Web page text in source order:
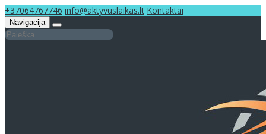
+37064767746 info@aktyvuslaikas.lt Kontaktai
Navigacija